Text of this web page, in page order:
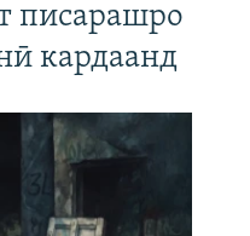
писарашро
кардаанд